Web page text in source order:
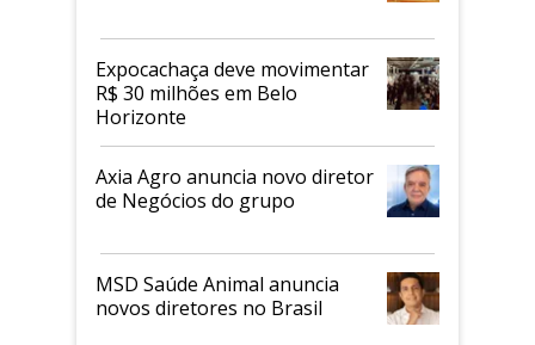
Expocachaça deve movimentar
R$ 30 milhões em Belo
Horizonte
Axia Agro anuncia novo diretor
de Negócios do grupo
MSD Saúde Animal anuncia
novos diretores no Brasil